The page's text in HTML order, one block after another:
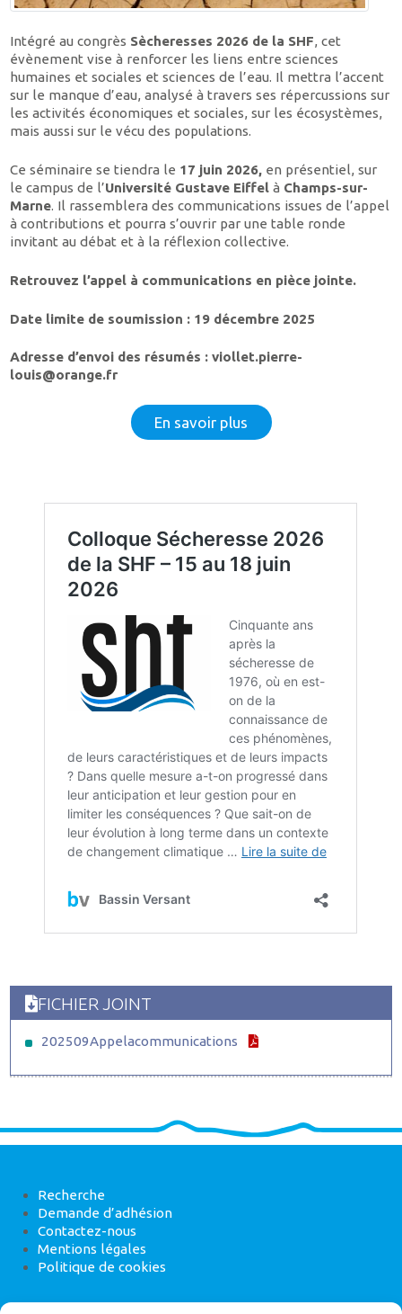
Intégré au congrès Sècheresses 2026 de la SHF, cet
évènement vise à renforcer les liens entre sciences
humaines et sociales et sciences de l’eau. Il mettra l’accent
sur le manque d’eau, analysé à travers ses répercussions sur
les activités économiques et sociales, sur les écosystèmes,
mais aussi sur le vécu des populations.
Ce séminaire se tiendra le 17 juin 2026, en présentiel, sur
le campus de l’Université Gustave Eiffel à Champs-sur-
Marne. Il rassemblera des communications issues de l’appel
à contributions et pourra s’ouvrir par une table ronde
invitant au débat et à la réflexion collective.
Retrouvez l’appel à communications en pièce jointe.
Date limite de soumission : 19 décembre 2025
Adresse d’envoi des résumés : viollet.pierre-
louis@orange.fr
En savoir plus
FICHIER JOINT
202509Appelacommunications
Recherche
Demande d’adhésion
Contactez-nous
Mentions légales
Politique de cookies